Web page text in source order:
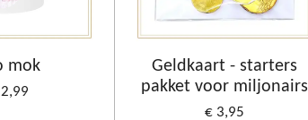
mok
Geldkaart - starters
pakket voor miljonairs
€ 3,95